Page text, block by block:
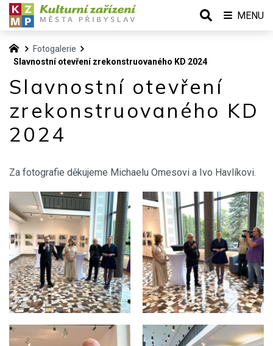
Fotogalerie
Slavnostní otevření zrekonstruovaného KD 2024
Slavnostní otevření
zrekonstruovaného KD
2024
Za fotografie děkujeme Michaelu Omesovi a Ivo Havlíkovi.
MENU